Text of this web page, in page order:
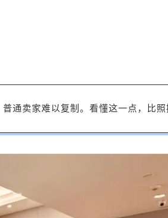
通卖家难以复制。看懂这一点，比照